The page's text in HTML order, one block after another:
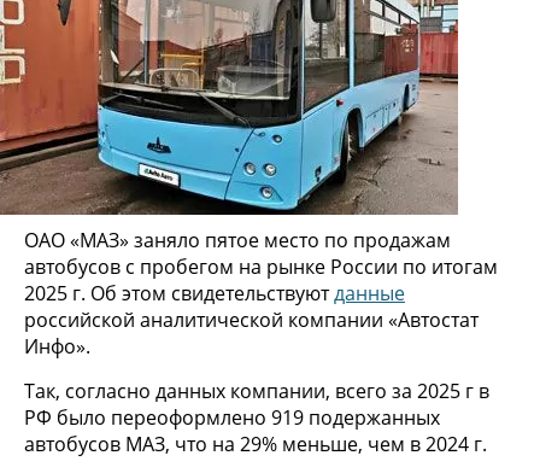
ОАО «МАЗ» заняло пятое место по продажам
автобусов с пробегом на рынке России по итогам
2025 г. Об этом свидетельствуютданные
российской аналитической компании «Автостат
Инфо».
Так, согласно данных компании, всего за 2025 г в
РФ было переоформлено 919 подержанных
автобусов МАЗ, что на 29% меньше, чем в 2024 г.